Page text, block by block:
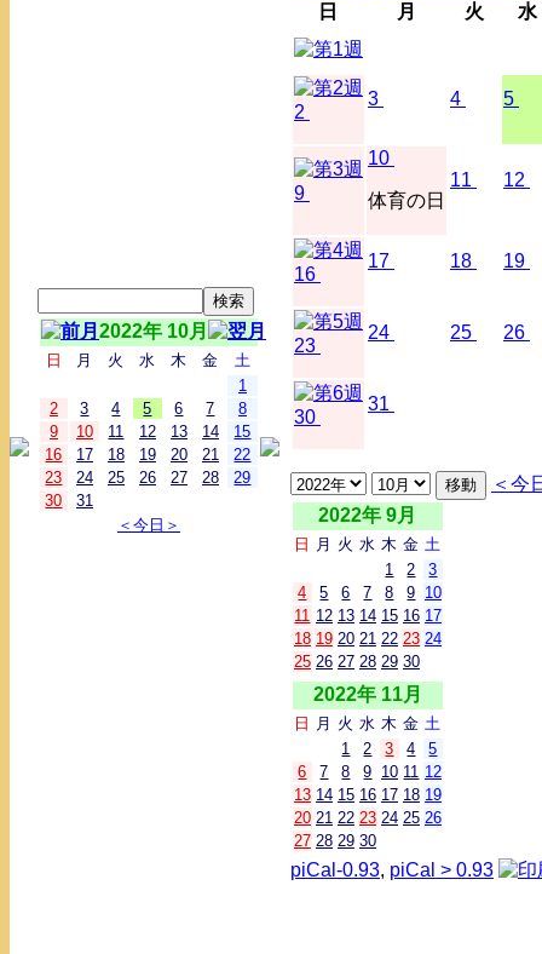
2022年 10月
日 月 火 水 木 金
土
1
2
3 4 5 6 7
8
9
10 11 12 13 14
15
16
17 18 19 20 21
22
23
24 25 26 27 28
29
30
31
＜今日＞
日
月 火 水
2
3 4 5
9
10
体育の日
11 12
16
17 18 19
23
24 25 26
30
31
＜今
2022年 9月
日 月 火 水 木 金 土
1
2
3
4
5 6 7 8 9 10
11 12 13 14 15 16 17
18 19 20 21 22 23 24
25 26 27 28 29 30
2022年 11月
日 月 火 水 木 金 土
1
2 3 4
5
6
7 8 9 10 11 12
13 14 15 16 17 18 19
20 21 22 23 24 25 26
27 28 29 30
piCal-0.93, piCal > 0.93